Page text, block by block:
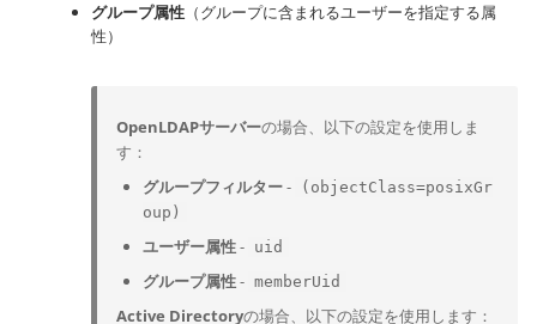
グループ属性 （グループに含まれるユーザーを指定する属
性）
OpenLDAPサーバーの場合、以下の設定を使用しま
す：
グループフィルター-
(objectClass=posixGr
oup)
ユーザー属性- uid
グループ属性- memberUid
Active Directoryの場合、以下の設定を使用します：